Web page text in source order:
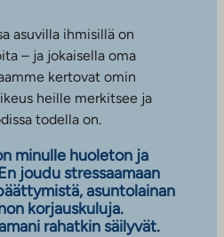
asuvilla ihmisillä on
– ja jokaisella oma
kertovat omin
heille merkitsee ja
todella on.
minulle huoleton ja
joudu stressaamaan
asuntolainan
korjauskuluja.
rahatkin säilyvät.